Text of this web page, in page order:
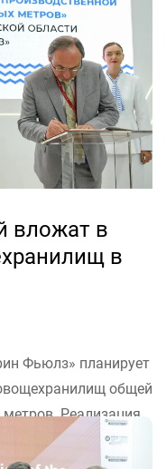
Казахстана по
на полях
форума (ПМЭФ).
вложат в
в
Фьюлз» планирует
общей
Реализация
а объем
рублей. Об этом